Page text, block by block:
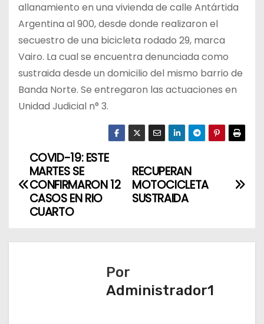
allanamiento en una vivienda de calle Antártida
Argentina al 900, desde donde realizaron el
secuestro de una bicicleta rodado 29, marca
Vairo. La cual se encuentra denunciada como
sustraida desde un domicilio del mismo barrio de
Banda Norte. Se entregaron las actuaciones en
Unidad Judicial n° 3.
N
a
e
RECUPERAN
MOTOCICLETA
SUSTRAIDA
COVID-19: ESTE
MARTES SE
CONFIRMARON 12
CASOS EN RIO
CUARTO
Por
Administrador1